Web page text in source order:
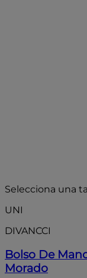
Selecciona una
UNI
DIVANCCI
Bolso De
Morado